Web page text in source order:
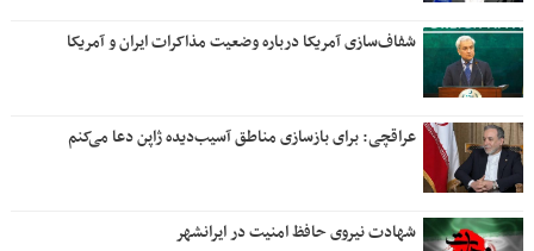
شفاف‌سازی آمریکا درباره وضعیت مذاکرات ایران و آمریکا
عراقچی: برای بازسازی مناطق آسیب‌دیده ژاپن دعا می‌کنم
شهادت نیروی حافظ امنیت در ایرانشهر